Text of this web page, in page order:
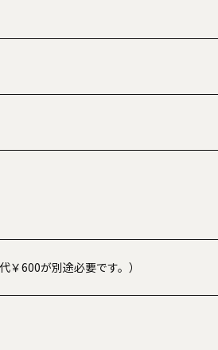
￥600が別途必要です。）